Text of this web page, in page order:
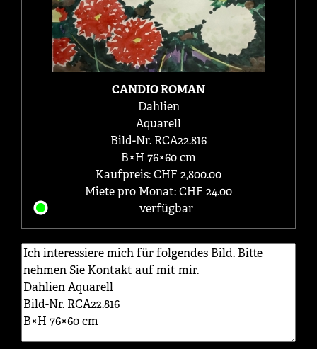
CANDIO ROMAN
Dahlien
Aquarell
Bild-Nr. RCA22.816
B×H 76×60 cm
Kaufpreis: CHF 2,800.00
Miete pro Monat: CHF 24.00
verfügbar